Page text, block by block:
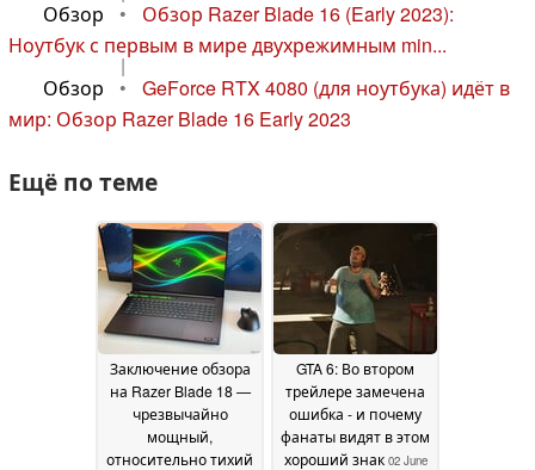
Обзор
•
Обзор Razer Blade 16 (Early 2023):
Ноутбук с первым в мире двухрежимным min...
|
Обзор
•
GeForce RTX 4080 (для ноутбука) идёт в
мир: Обзор Razer Blade 16 Early 2023
Ещё по теме
Заключение обзора
на Razer Blade 18 —
чрезвычайно
мощный,
относительно тихий
GTA 6: Во втором
трейлере замечена
ошибка - и почему
фанаты видят в этом
хороший знак 02 June